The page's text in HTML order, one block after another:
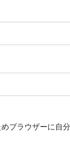
ブラウザーに自